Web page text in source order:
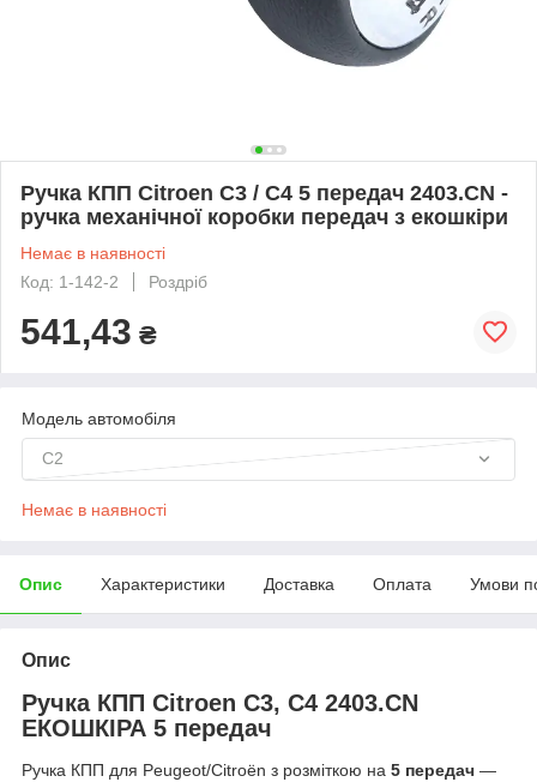
Ручка КПП Citroen C3 / C4 5 передач 2403.CN -
ручка механічної коробки передач з екошкіри
Немає в наявності
Код: 1-142-2
Роздріб
541,43 ₴
Модель автомобіля
C2
Немає в наявності
Опис Характеристики Доставка Оплата Умови
Опис
Ручка КПП Citroen C3, C4 2403.CN
ЕКОШКІРА 5 передач
Ручка КПП для Peugeot/Citroën з розміткою на 5 передач —